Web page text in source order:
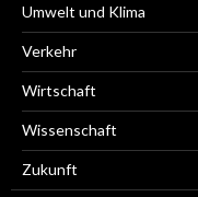
Umwelt und Klima
Verkehr
Wirtschaft
Wissenschaft
Zukunft